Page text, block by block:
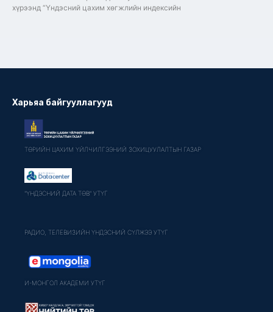
хүрээнд “Үндэсний цахим хөгжлийн индексийн
Харьяа байгууллагууд
ТӨРИЙН ЦАХИМ ҮЙЛЧИЛГЭЭНИЙ ЗОХИЦУУЛАЛТЫН ГАЗАР
"ҮНДЭСНИЙ ДАТА ТӨВ" УТҮГ
РАДИО, ТЕЛЕВИЗИЙН ҮНДЭСНИЙ СҮЛЖЭЭ УТҮГ
И-МОНГОЛ АКАДЕМИ УТҮГ